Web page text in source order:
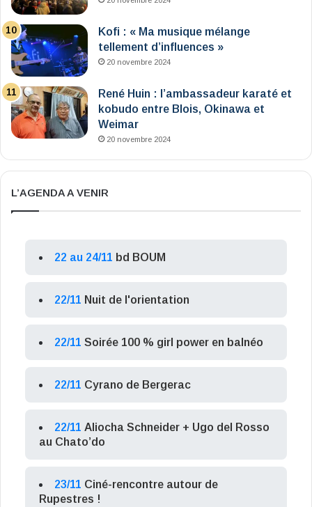
Kofi : « Ma musique mélange
tellement d’influences »
20 novembre 2024
René Huin : l’ambassadeur karaté et
kobudo entre Blois, Okinawa et
Weimar
20 novembre 2024
L’AGENDA A VENIR
22 au 24/11 bd BOUM
22/11 Nuit de l'orientation
22/11 Soirée 100 % girl power en balnéo
22/11 Cyrano de Bergerac
22/11 Aliocha Schneider + Ugo del Rosso
au Chato’do
23/11 Ciné-rencontre autour de
Rupestres !